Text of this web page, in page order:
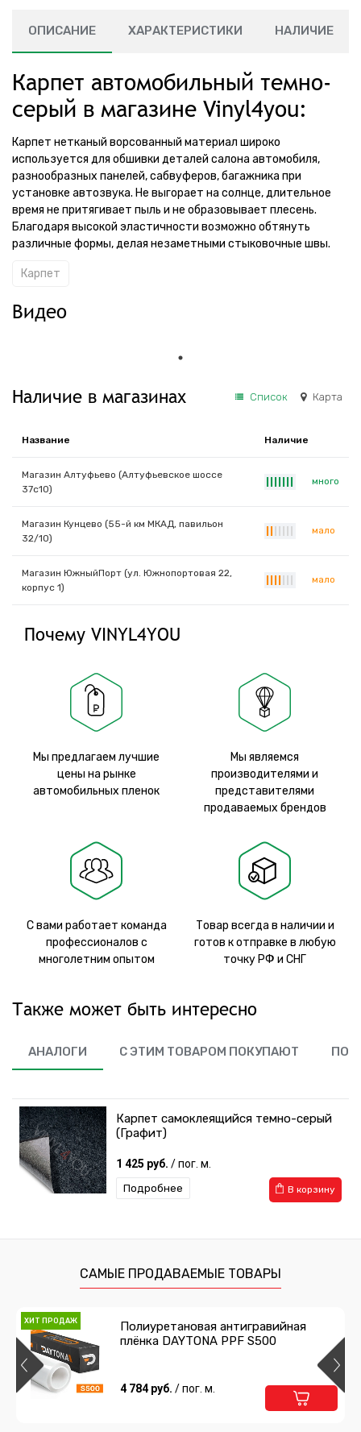
ОПИСАНИЕ ХАРАКТЕРИСТИКИ НАЛИЧИЕ
Карпет автомобильный темно-
серый в магазине Vinyl4you:
Карпет нетканый ворсованный материал широко
используется для обшивки деталей салона автомобиля,
разнообразных панелей, сабвуферов, багажника при
установке автозвука. Не выгорает на солнце, длительное
время не притягивает пыль и не образовывает плесень.
Благодаря высокой эластичности возможно обтянуть
различные формы, делая незаметными стыковочные швы.
Карпет
Видео
Наличие в магазинах Список Карта
Название Наличие
Магазин Алтуфьево (Алтуфьевское шоссе
37с10)
много
Магазин Кунцево (55-й км МКАД, павильон
32/10)
мало
Магазин ЮжныйПорт (ул. Южнопортовая 22,
корпус 1)
мало
Почему VINYL4YOU
Мы предлагаем лучшие
цены на рынке
автомобильных пленок
Мы являемся
производителями и
представителями
продаваемых брендов
С вами работает команда
профессионалов с
многолетним опытом
Товар всегда в наличии и
готов к отправке в любую
точку РФ и СНГ
Также может быть интересно
АНАЛОГИ С ЭТИМ ТОВАРОМ ПОКУПАЮТ
Карпет самоклеящийся темно-серый
(Графит)
1 425 руб. / пог. м.
В корзину
Подробнее
САМЫЕ ПРОДАВАЕМЫЕ ТОВАРЫ
ХИТ ПРОДАЖ
Полиуретановая антигравийная
плёнка DAYTONA PPF S500
4 784 руб. / пог. м.